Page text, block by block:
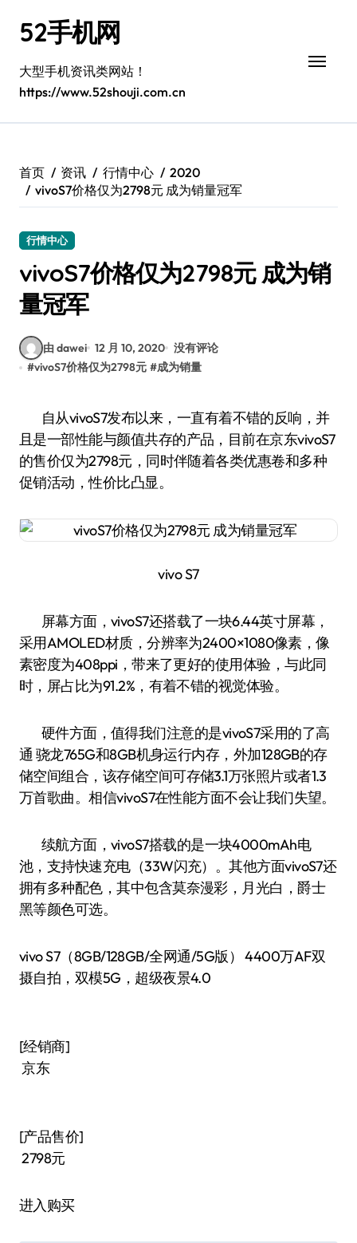
52手机网
大型手机资讯类网站！
https://www.52shouji.com.cn
首页 资讯 行情中心
2020
vivoS7价格仅为2798元 成为销量冠军
行情中心
vivoS7价格仅为2798元 成为销
量冠军
由 dawei 12 月 10, 2020 没有评论
#vivoS7价格仅为2798元 #成为销量
自从vivoS7发布以来，一直有着不错的反响，并
且是一部性能与颜值共存的产品，目前在京东vivoS7
的售价仅为2798元，同时伴随着各类优惠卷和多种
促销活动，性价比凸显。
vivo S7
屏幕方面，vivoS7还搭载了一块6.44英寸屏幕，
采用AMOLED材质，分辨率为2400×1080像素，像
素密度为408ppi，带来了更好的使用体验，与此同
时，屏占比为91.2%，有着不错的视觉体验。
硬件方面，值得我们注意的是vivoS7采用的了高
通 骁龙765G和8GB机身运行内存，外加128GB的存
储空间组合，该存储空间可存储3.1万张照片或者1.3
万首歌曲。相信vivoS7在性能方面不会让我们失望。
续航方面，vivoS7搭载的是一块4000mAh电
池，支持快速充电（33W闪充）。其他方面vivoS7还
拥有多种配色，其中包含莫奈漫彩，月光白，爵士
黑等颜色可选。
vivo S7（8GB/128GB/全网通/5G版） 4400万AF双
摄自拍，双模5G，超级夜景4.0
[经销商]
京东
[产品售价]
2798元
进入购买